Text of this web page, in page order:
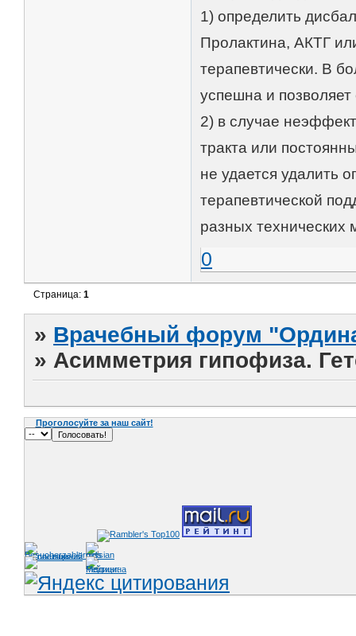
1) определить
Пролактина, АКТГ
терапевтически. В
успешна и
2) в случае
тракта или
не удается удалить
терапевтической
разных технических
0
Страница:1
» Врачебный форум
» Асимметрия гипофиза.
Проголосуйте за наш сайт!